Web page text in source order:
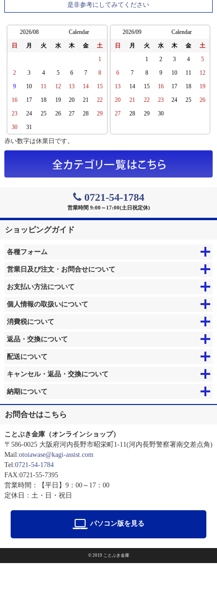
是非参考にしてみてください
2026/08 Calendar
日 月 火 水 木 金 土
1
2 3 4 5 6 7 8
9 10 11 12 13 14 15
16 17 18 19 20 21 22
23 24 25 26 27 28 29
30 31
2026/09 Calendar
日 月 火 水 木 金 土
1 2 3 4 5
6 7 8 9 10 11 12
13 14 15 16 17 18 19
20 21 22 23 24 25 26
27 28 29 30
赤い数字は休業日です。
0721-54-1784
営業時間 9:00～17:00(土日祝定休)
ショッピングガイド
各種フォーム
営業日及び注文・お問合せについて
お支払い方法について
個人情報の取扱いについて
消費税について
返品・交換について
配送について
キャンセル・返品・交換について
納期について
お問合せはこちら
ことぶき金庫（オンラインショップ）
〒586-0025 大阪府河内長野市昭栄町1-11(河内長野警察署南交差点角)
Mail:otoiawase@kagi-assist.com
Tel:0721-54-1784
FAX:0721-55-7395
営業時間：【平日】9：00～17：00
定休日：土・日・祝日
パソコン版を見る
© 2019 ことぶき金庫